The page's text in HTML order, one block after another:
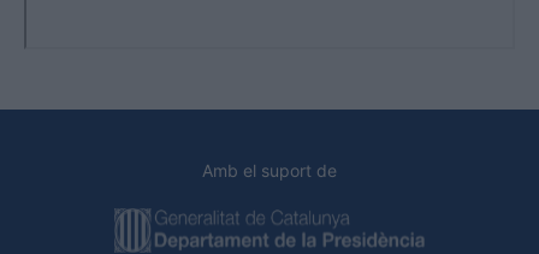
Amb el suport de